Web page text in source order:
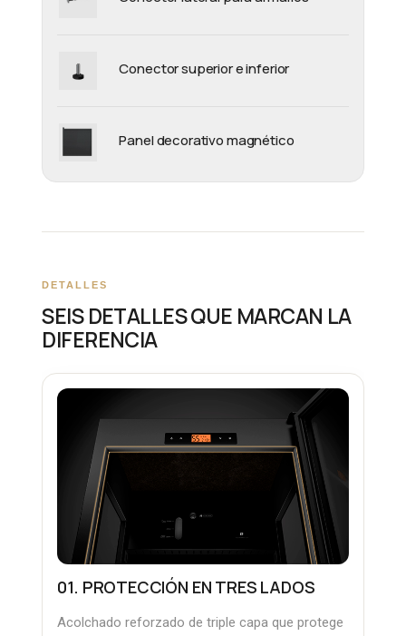
Conector superior e inferior
Panel decorativo magnético
DETALLES
SEIS DETALLES QUE MARCAN LA
DIFERENCIA
01. PROTECCIÓN EN TRES LADOS
Acolchado reforzado de triple capa que protege